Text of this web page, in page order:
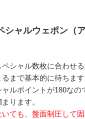
シャルウェポン（
シャル数枚に合わせ
まで基本的に待ちます
ルポイントが180なの
ります。
ても、盤面制圧して